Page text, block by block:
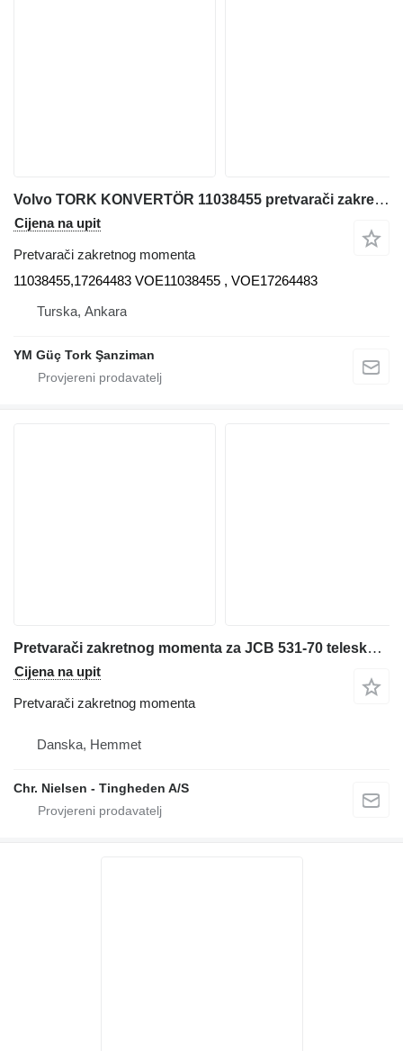
Volvo TORK KONVERTÖR 11038455 pretvarači zakretnog momenta za Volvo A40F , A40E, A25E, A30E, A35E, A35F (11038455,17264483) prednjeg utovarivača
Cijena na upit
Pretvarači zakretnog momenta
11038455,17264483 VOE11038455 , VOE17264483
Turska, Ankara
YM Güç Tork Şanziman
Pretvarači zakretnog momenta za JCB 531-70 teleskopskog utovarivača
Cijena na upit
Pretvarači zakretnog momenta
Danska, Hemmet
Chr. Nielsen - Tingheden A/S